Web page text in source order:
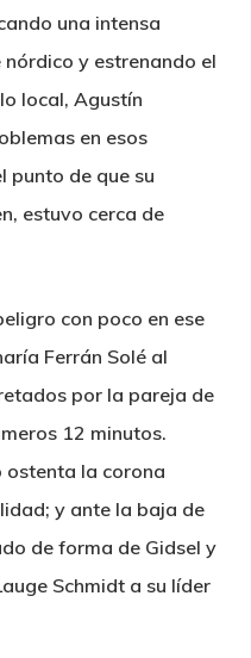
una intensa
y estrenando el
local, Agustín
en esos
punto de que su
estuvo cerca de
con poco en ese
Ferrán Soléal
por la pareja de
12 minutos.
ostenta la corona
y ante la baja de
de forma de Gidsel y
Schmidta su líder